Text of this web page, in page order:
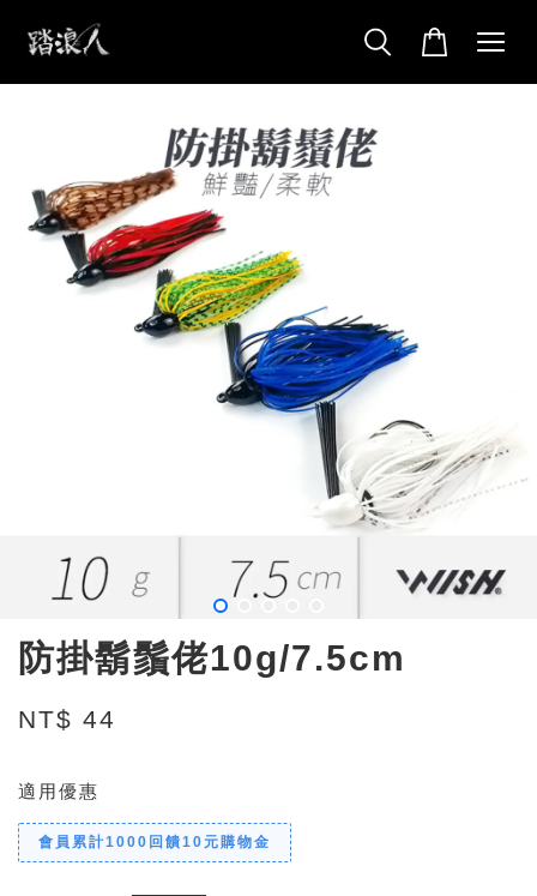
防掛鬍鬚佬10g/7.5cm
NT$ 44
適用優惠
會員累計1000回饋10元購物金